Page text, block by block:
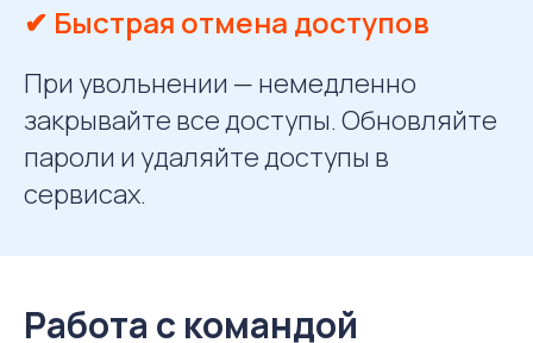
✔ Быстрая отмена доступов
При увольнении — немедленно
закрывайте все доступы. Обновляйте
пароли и удаляйте доступы в
сервисах.
Работа с командой